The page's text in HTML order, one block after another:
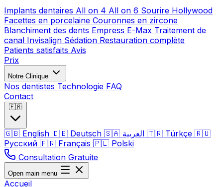
Implants dentaires All on 4 All on 6 Sourire Hollywood
Facettes en porcelaine Couronnes en zircone
Blanchiment des dents Empress E-Max Traitement de
canal Invisalign Sédation Restauration complète
Patients satisfaits Avis
Prix
Notre Clinique
Nos dentistes Technologie FAQ
Contact
🇫🇷
🇬🇧 English 🇩🇪 Deutsch 🇸🇦 🇹🇷 Türkçe 🇷🇺
Русский 🇫🇷 Français 🇵🇱 Polski
Consultation Gratuite
Open main menu
Accueil